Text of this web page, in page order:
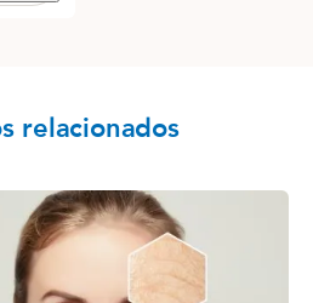
relacionados